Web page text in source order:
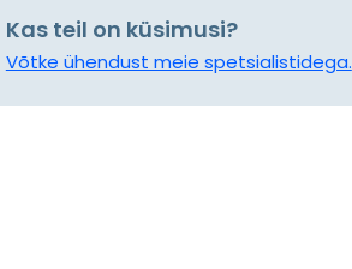
Kas teil on küsimusi?
Võtke ühendust meie spetsialistidega.